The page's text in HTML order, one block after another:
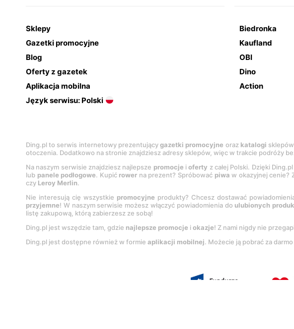
Sklepy
Gazetki promocyjne
Blog
Oferty z gazetek
Aplikacja mobilna
Język serwisu: Polski
Biedronka
Kaufland
OBI
Dino
Action
Ding.pl to serwis internetowy prezentującygazetki promocyjne oraz katalogi
otoczenia. Dodatkowo na stronie znajdziesz adresy sklepów, więc w trakcie podróży
Na naszym serwisie znajdziesz najlepsze promocje ioferty z całej Polski. Dzięki
lub panele podłogowe. Kupić rower na prezent? Spróbować piwa w okazyjnej cenie?
czy Leroy Merlin.
Nie interesują cię wszystkie promocyjne produkty? Chcesz dostawać
przyjemne! W naszym serwisie możesz włączyć powiadomienia do ulubionych
listę zakupową, którą zabierzesz ze sobą!
Ding.pl jest wszędzie tam, gdzie najlepsze promocje i okazje! Z nami nigdy nie
Ding.pl jest dostępne również w formie aplikacji mobilnej. Możecie ją pobrać za